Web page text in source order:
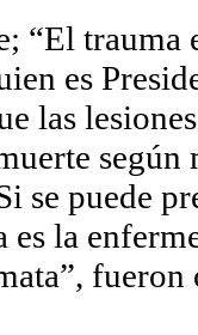
“El trauma
es
las
según
se puede
la